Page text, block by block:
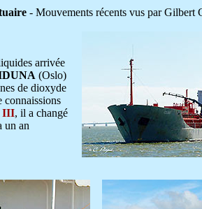
- Mouvements récents vus par Gilbert
arrivée
(Oslo)
de dioxyde
connaissions
III, il a changé
un an